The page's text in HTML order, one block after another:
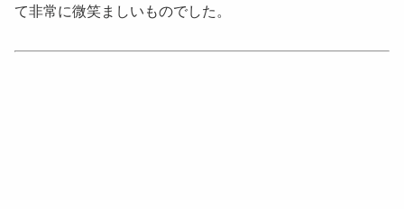
て非常に微笑ましいものでした。